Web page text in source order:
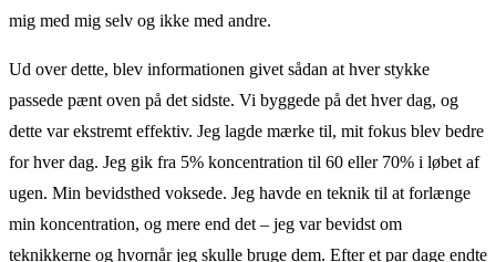
mig med mig selv og ikke med andre.
Ud over dette, blev informationen givet sådan at hver stykke
passede pænt oven på det sidste. Vi byggede på det hver dag, og
dette var ekstremt effektiv. Jeg lagde mærke til, mit fokus blev bedre
for hver dag. Jeg gik fra 5% koncentration til 60 eller 70% i løbet af
ugen. Min bevidsthed voksede. Jeg havde en teknik til at forlænge
min koncentration, og mere end det – jeg var bevidst om
teknikkerne og hvornår jeg skulle bruge dem. Efter et par dage endte